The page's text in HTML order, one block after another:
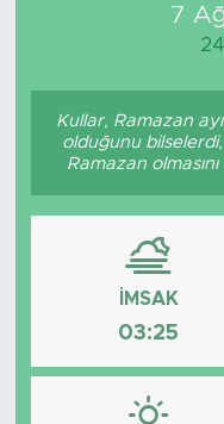
7
Kullar, Ramazan
olduğunu
Ramazan
İMSAK
03:25